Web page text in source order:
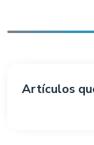
Artículos